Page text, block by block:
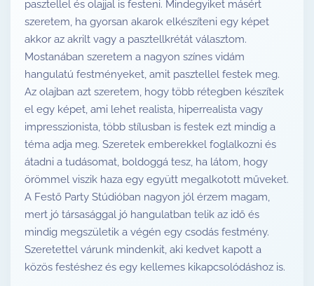
pasztellel és olajjal is festeni. Mindegyiket másért
szeretem, ha gyorsan akarok elkészíteni egy képet
akkor az akrilt vagy a pasztellkrétát választom.
Mostanában szeretem a nagyon színes vidám
hangulatú festményeket, amit pasztellel festek meg.
Az olajban azt szeretem, hogy több rétegben készítek
el egy képet, ami lehet realista, hiperrealista vagy
impresszionista, több stílusban is festek ezt mindig a
téma adja meg. Szeretek emberekkel foglalkozni és
átadni a tudásomat, boldoggá tesz, ha látom, hogy
örömmel viszik haza egy együtt megalkotott műveket.
A Festő Party Stúdióban nagyon jól érzem magam,
mert jó társasággal jó hangulatban telik az idő és
mindig megszületik a végén egy csodás festmény.
Szeretettel várunk mindenkit, aki kedvet kapott a
közös festéshez és egy kellemes kikapcsolódáshoz is.